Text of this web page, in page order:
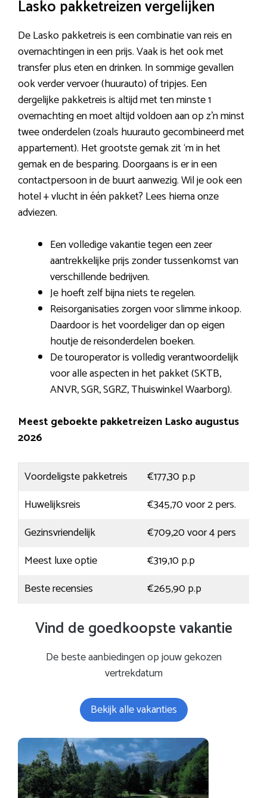
Lasko pakketreizen vergelijken
De Lasko pakketreis is een combinatie van reis en
overnachtingen in een prijs. Vaak is het ook met
transfer plus eten en drinken. In sommige gevallen
ook verder vervoer (huurauto) of tripjes. Een
dergelijke pakketreis is altijd met ten minste 1
overnachting en moet altijd voldoen aan op z’n minst
twee onderdelen (zoals huurauto gecombineerd met
appartement). Het grootste gemak zit ‘m in het
gemak en de besparing. Doorgaans is er in een
contactpersoon in de buurt aanwezig. Wil je ook een
hotel + vlucht in één pakket? Lees hierna onze
adviezen.
Een volledige vakantie tegen een zeer
aantrekkelijke prijs zonder tussenkomst van
verschillende bedrijven.
Je hoeft zelf bijna niets te regelen.
Reisorganisaties zorgen voor slimme inkoop.
Daardoor is het voordeliger dan op eigen
houtje de reisonderdelen boeken.
De touroperator is volledig verantwoordelijk
voor alle aspecten in het pakket (SKTB,
ANVR, SGR, SGRZ, Thuiswinkel Waarborg).
Meest geboekte pakketreizen Lasko augustus
2026
Voordeligste pakketreis
€177,30 p.p
Huwelijksreis
€345,70 voor 2 pers.
Gezinsvriendelijk
€709,20 voor 4 pers
Meest luxe optie
€319,10 p.p
Beste recensies
€265,90 p.p
Vind de goedkoopste vakantie
De beste aanbiedingen op jouw gekozen
vertrekdatum
Bekijk alle vakanties